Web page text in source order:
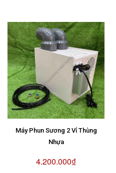
Máy Phun Sương 2 Vỉ Thùng
Nhựa
4.200.000₫